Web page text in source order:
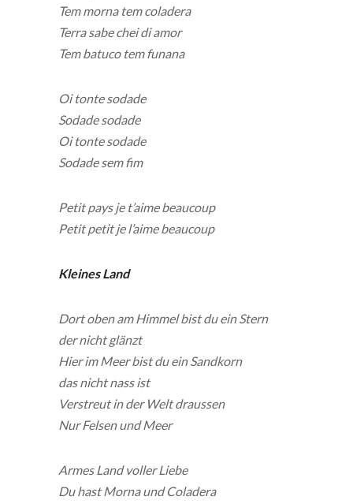
Tem morna tem coladera
Terra sabe chei di amor
Tem batuco tem funana
Oi tonte sodade
Sodade sodade
Oi tonte sodade
Sodade sem fim
Petit pays je t’aime beaucoup
Petit petit je l’aime beaucoup
Kleines Land
Dort oben am Himmel bist du ein Stern
der nicht glänzt
Hier im Meer bist du ein Sandkorn
das nicht nass ist
Verstreut in der Welt draussen
Nur Felsen und Meer
Armes Land voller Liebe
Du hast Morna und Coladera